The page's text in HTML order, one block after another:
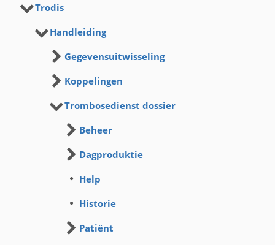
Trodis
Handleiding
Gegevensuitwisseling
Koppelingen
Trombosedienst dossier
Beheer
Dagproduktie
Help
Historie
Patiënt